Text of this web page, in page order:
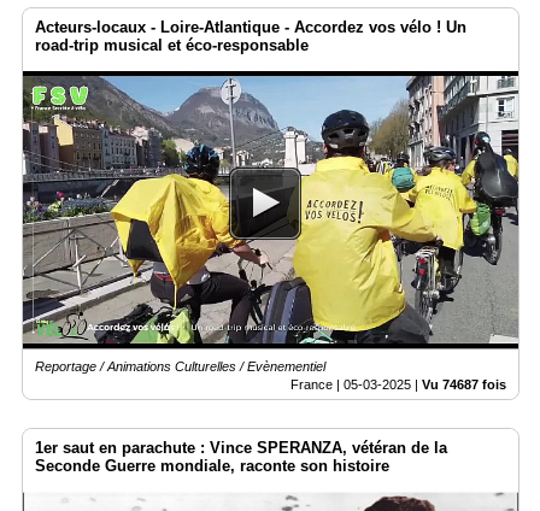
Acteurs-locaux - Loire-Atlantique - Accordez vos vélo ! Un
road-trip musical et éco-responsable
Reportage / Animations Culturelles / Evènementiel
France | 05-03-2025 Vu 74687 fois
1er saut en parachute : Vince SPERANZA, vétéran de la
Seconde Guerre mondiale, raconte son histoire